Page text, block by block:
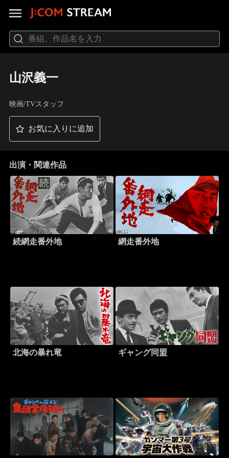
山沢義一
映画/TVスタッフ
お気に入りに追加
出演・関連作品
続網走番外地 網走番外地
北海の暴れ竜 ギャング同盟